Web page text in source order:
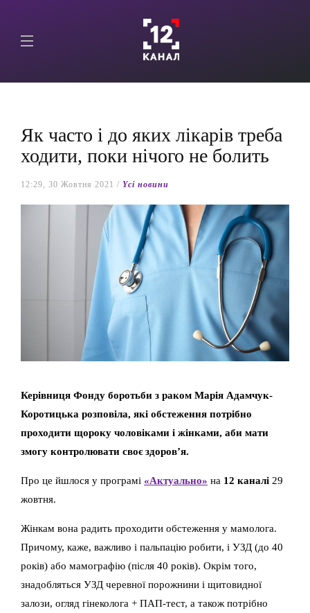
Як часто і до яких лікарів треба
ходити, поки нічого не болить
12:29, 30 Жовтня 2021 / Yсі новини
Керівниця Фонду боротьби з раком Марія Адамчук-
Коротицька розповіла, які обстеження потрібно
проходити щороку чоловіками і жінками, аби мати
змогу контролювати своє здоров’я.
Про це йшлося у програмі «Актуально» на 12 каналі 29
жовтня.
Жінкам вона радить проходити обстеження у мамолога.
Причому, каже, важливо і пальпацію робити, і УЗД (до 40
років) або мамографію (після 40 років). Окрім того,
знадобляться УЗД черевної порожнини і щитовидної
залози, огляд гінеколога + ПАП-тест, а також потрібно